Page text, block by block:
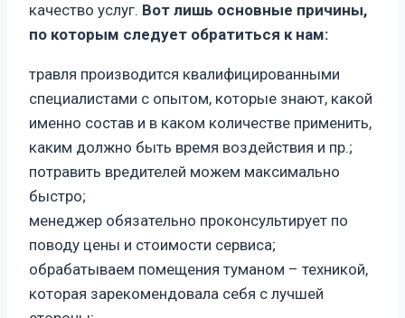
качество услуг. Вот лишь основные причины,
по которым следует обратиться к нам:
травля производится квалифицированными
специалистами с опытом, которые знают, какой
именно состав и в каком количестве применить,
каким должно быть время воздействия и пр.;
потравить вредителей можем максимально
быстро;
менеджер обязательно проконсультирует по
поводу цены и стоимости сервиса;
обрабатываем помещения туманом – техникой,
которая зарекомендовала себя с лучшей